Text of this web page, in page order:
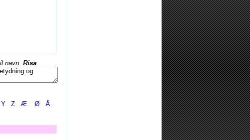
navn: Risa
Y Z Æ Ø Å